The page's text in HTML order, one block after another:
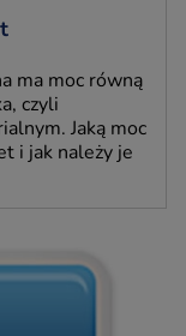
ma moc równą
czyli
Jaką moc
i jak należy je